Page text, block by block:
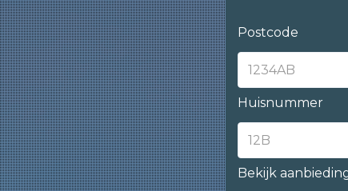
Postcode
Huisnummer
Bekijk